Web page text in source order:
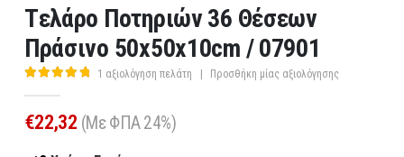
Tελάρο Ποτηριών 36 Θέσεων
Πράσινο 50x50x10cm / 07901
1 αξιολόγηση πελάτη Προσθήκη μίας αξιολόγησης
€22,32 (Με ΦΠΑ 24%)